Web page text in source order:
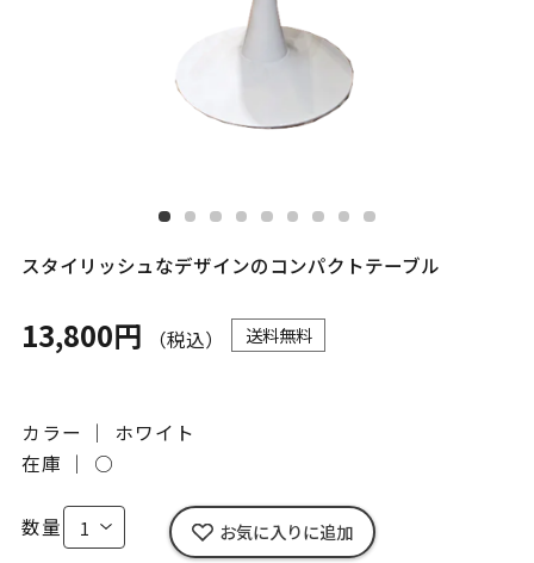
スタイリッシュなデザインのコンパクトテーブル
13,800円 （税込） 送料無料
カラー ｜ ホワイト
在庫 ｜ ○
数量 お気に入りに追加